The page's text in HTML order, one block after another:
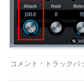
コメント・トラックバ